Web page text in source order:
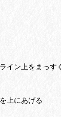
をまっすぐ
にあげる